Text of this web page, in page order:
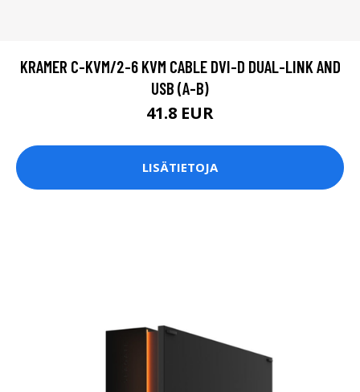
KRAMER C-KVM/2-6 KVM CABLE DVI-D DUAL-LINK AND
USB (A-B)
41.8 EUR
LISÄTIETOJA